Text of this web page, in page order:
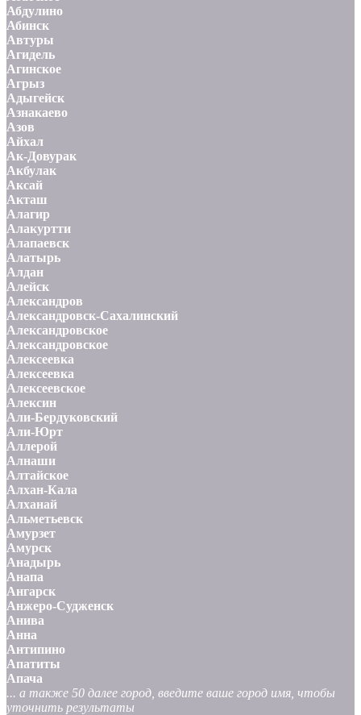
Абдулино
Абинск
Автуры
Агидель
Агинское
Агрыз
Адыгейск
Азнакаево
Азов
Айхал
Ак-Довурак
Акбулак
Аксай
Акташ
Алагир
Алакуртти
Алапаевск
Алатырь
Алдан
Алейск
Александров
Александровск-Сахалинский
Александровское
Александровское
Алексеевка
Алексеевка
Алексеевское
Алексин
Али-Бердуковский
Али-Юрт
Аллерой
Алнаши
Алтайское
Алхан-Кала
Алханай
Альметьевск
Амурзет
Амурск
Анадырь
Анапа
Ангарск
Анжеро-Судженск
Анива
Анна
Антипино
Апатиты
Апача
... а также 50 далее город, введите ваше город имя, чтобы
уточнить результаты